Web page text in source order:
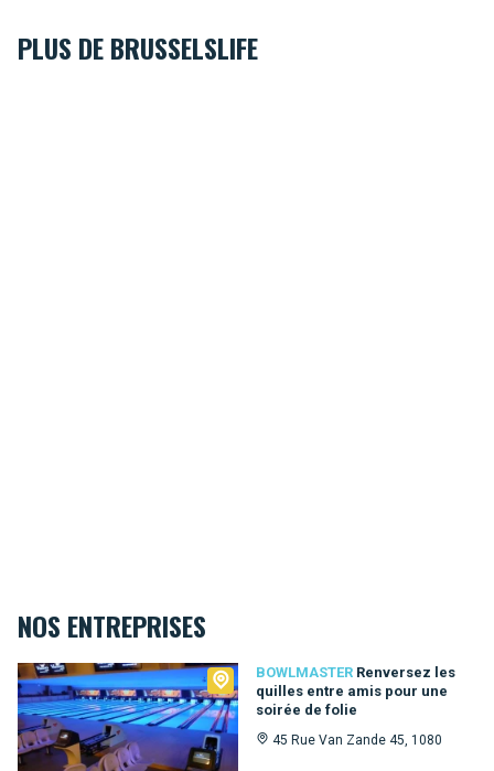
PLUS DE BRUSSELSLIFE
NOS ENTREPRISES
BOWLMASTER Renversez les
quilles entre amis pour une
soirée de folie
45 Rue Van Zande 45, 1080
Bowlmaster